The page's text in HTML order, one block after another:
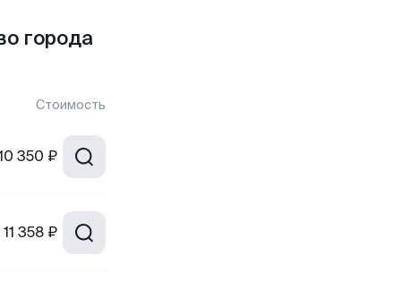
города
Стоимость
350 ₽
11 358 ₽